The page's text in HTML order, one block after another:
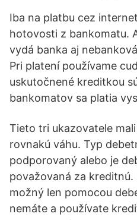
Iba na platbu cez
hotovosti z bankomatu.
vydá banka aj
Pri platení používame
uskutočnené kreditkou
bankomatov sa platia
Tieto tri ukazovatele
rovnakú váhu. Typ
podporovaný alebo je
považovaná za kreditnú.
možný len pomocou
nemáte a používate